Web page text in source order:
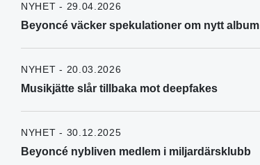
NYHET - 29.04.2026
Beyoncé väcker spekulationer om nytt album
NYHET - 20.03.2026
Musikjätte slår tillbaka mot deepfakes
NYHET - 30.12.2025
Beyoncé nybliven medlem i miljardärsklubb